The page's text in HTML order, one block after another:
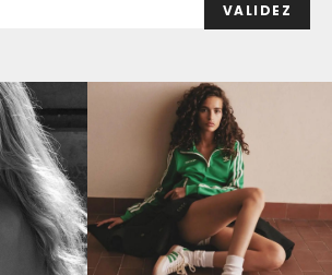
VALIDEZ